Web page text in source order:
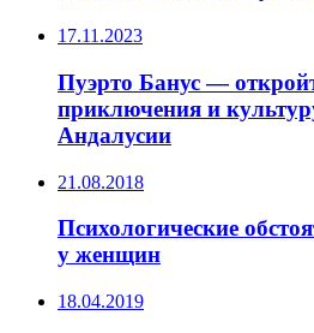
17.11.2023
Пуэрто Банус —
приключения и
Андалусии
21.08.2018
Психологические
у женщин
18.04.2019